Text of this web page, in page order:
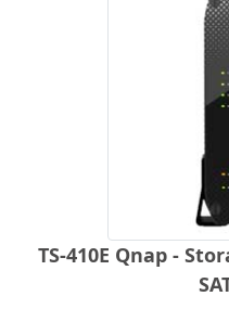
TS-410E Qnap -